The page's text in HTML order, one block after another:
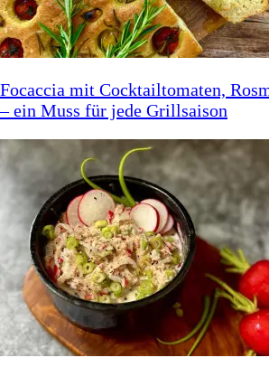
Focaccia mit Cocktailtomaten,
– ein Muss für jede Grillsaison